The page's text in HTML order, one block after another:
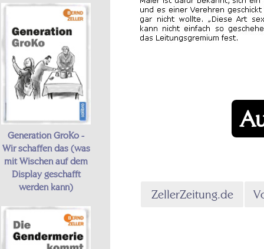
Generation GroKo -
Wir schaffen das (was
mit Wischen auf dem
Display geschafft
werden kann)
ZellerZeitung.de